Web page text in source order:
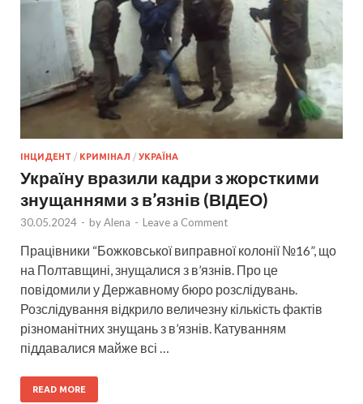
ІНЦИДЕНТ / КРИМІНАЛ / УКРАЇНА
Україну вразили кадри з жорсткими
знущаннями з в’язнів (ВІДЕО)
30.05.2024 - byAlena - Leave a Comment
Працівники “Божковської виправної колонії №16”, що
на Полтавщині, знущалися з в’язнів. Про це
повідомили у Державному бюро розслідувань.
Розслідування відкрило величезну кількість фактів
різноманітних знущань з в’язнів. Катуванням
піддавалися майже всі …
READ MORE